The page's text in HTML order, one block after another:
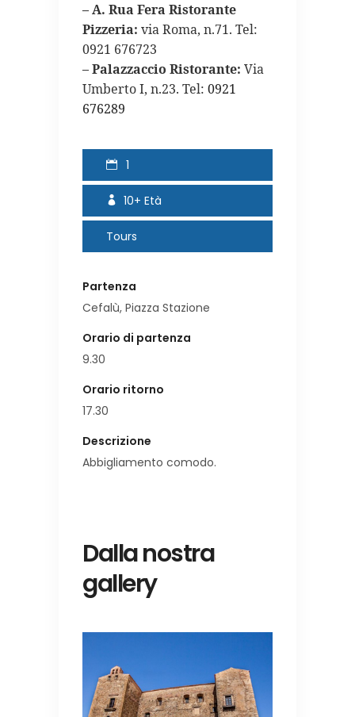
–A. Rua Fera Ristorante
Pizzeria: via Roma, n.71. Tel:
0921 676723
–Palazzaccio Ristorante: Via
Umberto I, n.23. Tel: 0921
676289
1
10+ Età
Tours
Partenza
Cefalù, Piazza Stazione
Orario di partenza
9.30
Orario ritorno
17.30
Descrizione
Abbigliamento comodo.
Dalla nostra
gallery